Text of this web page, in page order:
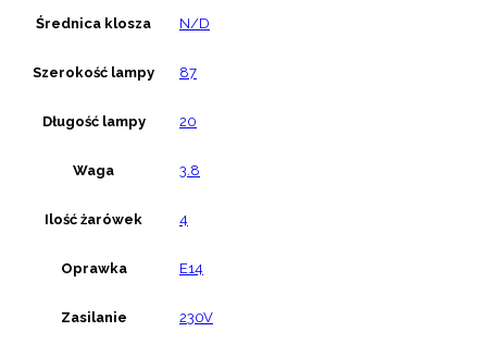
Średnica klosza N/D
Szerokość lampy 87
Długość lampy 20
Waga 3.8
Ilość żarówek 4
Oprawka E14
Zasilanie 230V